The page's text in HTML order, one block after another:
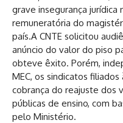
grave insegurança jurídica
remuneratória do
país.A CNTE solicitou
anúncio do valor do piso
obteve êxito. Porém,
MEC, os sindicatos
cobrança do reajuste dos
públicas de ensino, com
pelo Ministério.